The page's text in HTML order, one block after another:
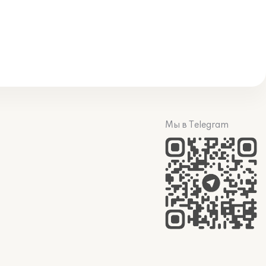
Мы в Telegram